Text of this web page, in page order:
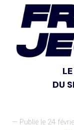
DU
— Publié le 24